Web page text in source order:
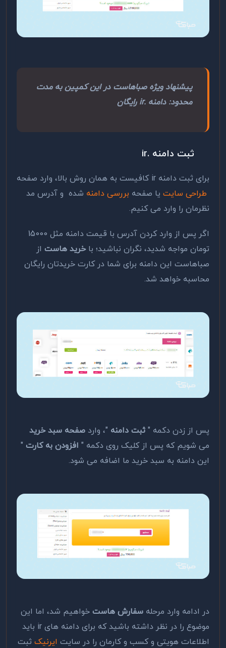
پیشنهاد ویژه صباهاست در این کمپین به مدت
محدود: دامنه .ir رایگان
ثبت دامنه .ir
برای ثبت دامنه ir کافیست به همان روش بالا، وارد صفحه
طراحی سایت یا صفحه بررسی دامنه شده و آدرس مد
نظرمان را وارد می کنیم.
اگر پس از وارد کردن آدرس با قیمت دامنه مثل 15000
تومان مواجه شدید، نگران نباشید؛ باخرید هاست از
صباهاست این دامنه برای شما در کارت خریدتان رایگان
محاسبه خواهد شد.
پس از زدن دکمه " ثبت دامنه "، وارد صفحه سبد خرید
می شویم که پس از کلیک روی دکمه " افزودن به کارت "
این دامنه به سبد خرید ما اضافه می شود.
در ادامه وارد مرحله سفارش هاست خواهیم شد، اما این
موضوع را در نظر داشته باشید که برای دامنه های ir باید
اطلاعات هویتی و کسب و کارمان را در سایت ایرنیک ثبت